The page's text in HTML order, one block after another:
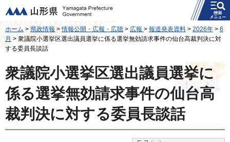
山形県
メニュー
ホーム>県政情報>情報公開・広報・広聴 > 広報 > 報道発表資料 > 2026年 > 6
月> 衆議院小選挙区選出議員選挙に係る選挙無効請求事件の仙台高裁判決に対
する委員長談話
衆議院小選挙区選出議員選挙に
係る選挙無効請求事件の仙台高
裁判決に対する委員長談話